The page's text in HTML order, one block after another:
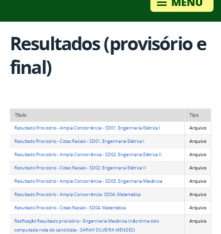
Resultados (provisório e
final)
Título Tipo
Resultado Provisório - Ampla Concorrência - SD01. Engenharia Elétrica I Arquivo
Resultado Provisório - Cotas Raciais - SD01. Engenharia Elétrica I Arquivo
Resultado Provisório - Ampla Concorrência - SD02. Engenharia Elétrica II Arquivo
Resultado Provisório - Cotas Raciais - SD02. Engenharia Elétrica II Arquivo
Resultado Provisório - Ampla Concorrência - SD03. Engenharia Mecânica Arquivo
Resultado Provisório - Ampla Concorrência- SD04. Matemática Arquivo
Resultado Provisório - Cotas Raciais - SD04. Matemática Arquivo
Retificação Resultado provisório - Engenharia Mecânica (não tinha sido
computada nota de candidata - SARAH SILVEIRA MENDES)
Arquivo